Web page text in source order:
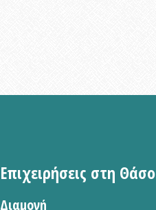
Επιχειρήσεις στη Θάσο
Διαμονή